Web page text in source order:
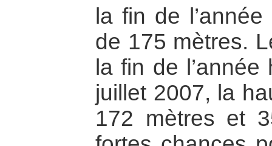
la fin de
de 175 mètres.
la fin de
juillet 2007, la
172 mètres et